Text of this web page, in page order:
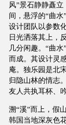
风”景石静静矗
间，悬浮的“曲水
设计团队以参数
日光洒落其上，
几分闲趣。“曲
而成。其设计灵
庵。独乐园是北
归隐山林的情志
友人共执耳杯、
溯“溪”而上，假
韩国当地深灰色